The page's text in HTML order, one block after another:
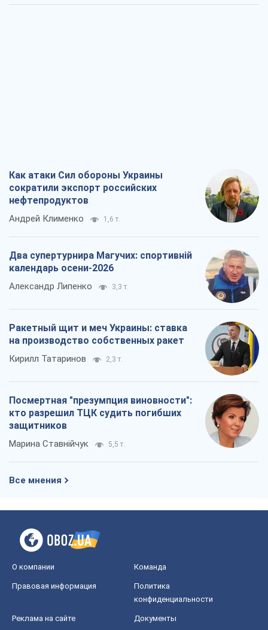
Как атаки Сил обороны Украины
сократили экспорт российских
нефтепродуктов
Андрей Клименко 1,6 т.
Два супертурнира Магучих: спортивній
календарь осени-2026
Александр Липенко 3,3 т.
Ракетный щит и меч Украины: ставка
на производство собственных ракет
Кирилл Татаринов 2,3 т.
Посмертная "презумпция виновности":
кто разрешил ТЦК судить погибших
защитников
Марина Ставнійчук 5,5 т.
Все мнения
О компании Команда
Правовая информация
Политика
конфиденциальности
Реклама на сайте Документы